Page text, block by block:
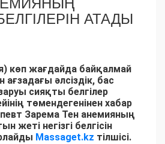
АТАДЫ
көп жағдайда байқалмай
әлсіздік, бас
сияқты белгілер
төмендегенінен хабар
Зарема Тен анемияның
жеті негізгі белгісін
Massaget.kz тілшісі.